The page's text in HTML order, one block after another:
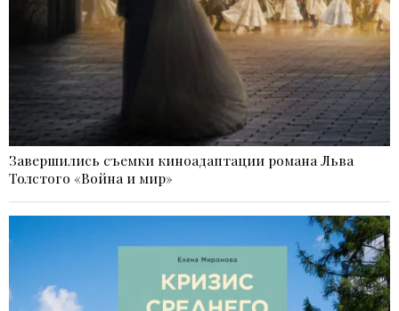
Завершились съемки киноадаптации романа Льва
Толстого «Война и мир»